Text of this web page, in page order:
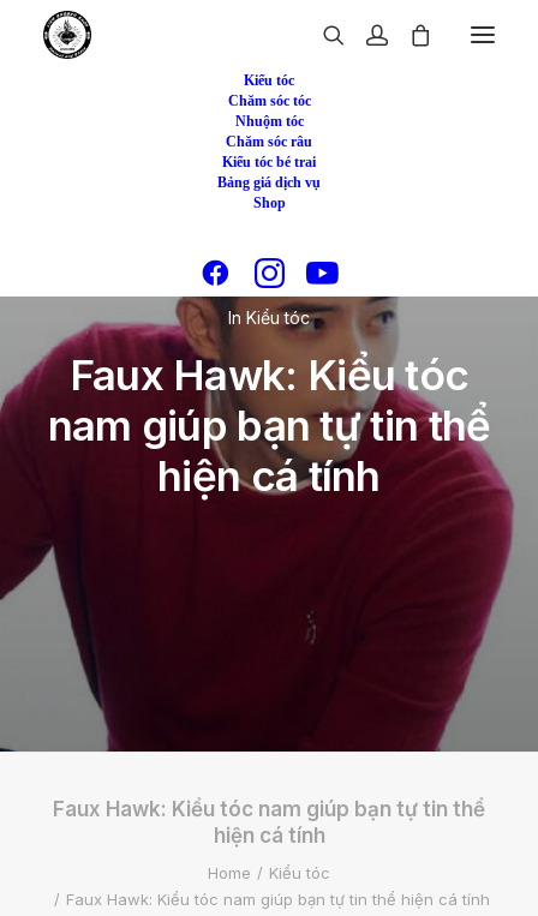
Kiểu tóc
Chăm sóc tóc
Nhuộm tóc
Chăm sóc râu
Kiểu tóc bé trai
Bảng giá dịch vụ
Shop
In Kiểu tóc
Faux Hawk: Kiểu tóc
nam giúp bạn tự tin thể
hiện cá tính
Faux Hawk: Kiểu tóc nam giúp bạn tự tin thể
hiện cá tính
Home
Kiểu tóc
Faux Hawk: Kiểu tóc nam giúp bạn tự tin thể hiện cá tính